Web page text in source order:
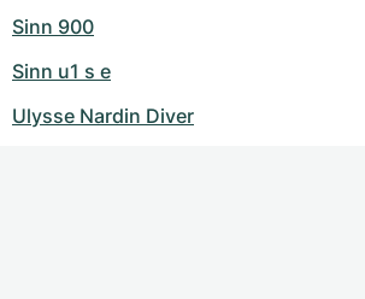
Sinn 900
Sinn u1 s e
Ulysse Nardin Diver